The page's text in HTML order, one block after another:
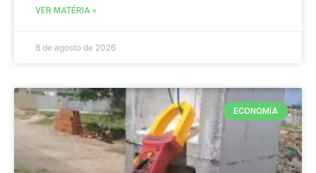
VER MATÉRIA »
8 de agosto de 2026
ECONOMIA